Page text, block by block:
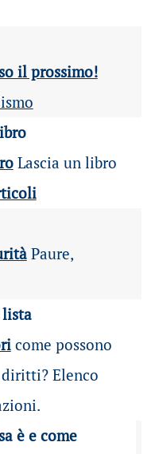
il prossimo!
Lascia un libro
Paure,
come possono
Elenco